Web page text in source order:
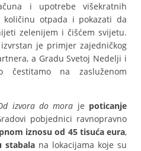
i upotrebe višekratnih
količinu otpada i pokazati da
zelenijem i čišćem svijetu.
je primjer zajedničkog
a Gradu Svetoj Nedelji i
čestitamo na zasluženom
izvora do mora je poticanje
pobjednici ravnopravno
iznosu od 45 tisuća eura,
stabala na lokacijama koje su